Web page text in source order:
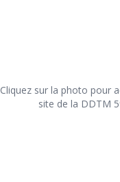
Cliquez sur la photo pour
site de la DDTM